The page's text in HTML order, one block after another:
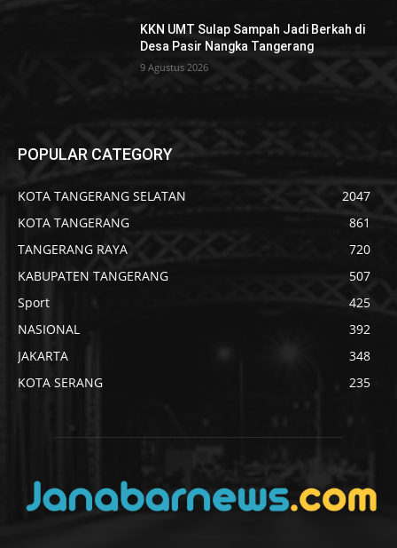
KKN UMT Sulap Sampah Jadi Berkah di
Desa Pasir Nangka Tangerang
9 Agustus 2026
POPULAR CATEGORY
KOTA TANGERANG SELATAN
2047
KOTA TANGERANG
861
TANGERANG RAYA
720
KABUPATEN TANGERANG
507
Sport
425
NASIONAL
392
JAKARTA
348
KOTA SERANG
235